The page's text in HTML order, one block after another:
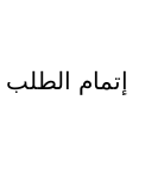
إتمام الطلب